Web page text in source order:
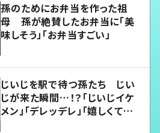
孫のためにお弁当を作った祖
母 孫が絶賛したお弁当に「美
味しそう」「お弁当すごい」
じいじを駅で待つ孫たち じい
じが来た瞬間…！？「じいじイケ
メン」「デレッデレ」「嬉しくて可